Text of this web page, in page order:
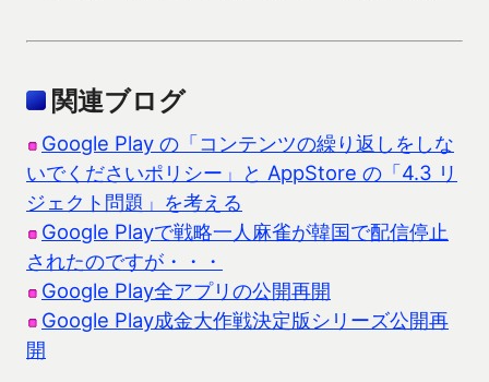
関連ブログ
Google Play の「コンテンツの繰り返しをしな
いでくださいポリシー」と AppStore の「4.3 リ
ジェクト問題」を考える
Google Playで戦略一人麻雀が韓国で配信停止
されたのですが・・・
Google Play全アプリの公開再開
Google Play成金大作戦決定版シリーズ公開再
開